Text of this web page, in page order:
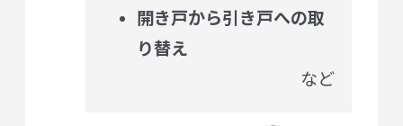
開き戸から引き戸への取
り替え
など